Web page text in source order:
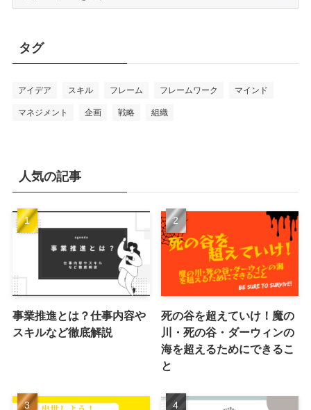
ー
タグ
アイデア スキル フレーム フレームワーク マインド
マネジメント 企画 戦略 組織
人気の記事
事業推進とは？仕事内容や
スキルなど徹底解説
死の谷を超えていけ！魔の
川・死の谷・ダーウィンの
海を超えるためにできるこ
と